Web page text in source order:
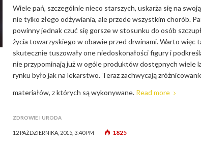
Wiele pań, szczególnie nieco starszych, uskarża się na
nie tylko złego odżywiania, ale przede wszystkim chorób.
powinny jednak czuć się gorsze w stosunku do osób
życia towarzyskiego w obawie przed drwinami. Warto więc
skutecznie tuszowały one niedoskonałości figury i
nie przypominają już w ogóle produktów dostępnych wiele
rynku było jak na lekarstwo. Teraz zachwycają
materiałów, z których są wykonywane. Read more
ZDROWIE I URODA
12 PAŹDZIERNIKA, 2015, 3:40 PM 1825